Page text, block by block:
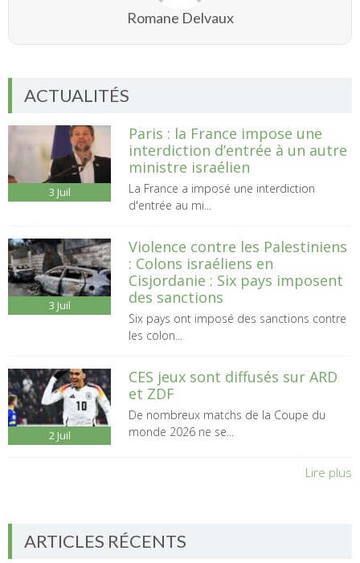
Romane Delvaux
ACTUALITÉS
3 Juil
Paris : la France impose une
interdiction d’entrée à un autre
ministre israélien
La France a imposé une interdiction
d'entrée au mi...
3 Juil
Violence contre les Palestiniens
: Colons israéliens en
Cisjordanie : Six pays imposent
des sanctions
Six pays ont imposé des sanctions contre
les colon...
2 Juil
CES jeux sont diffusés sur ARD
et ZDF
De nombreux matchs de la Coupe du
monde 2026 ne se...
Lire plus
ARTICLES RÉCENTS